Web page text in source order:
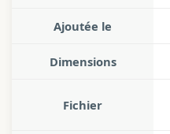
Ajoutée le
Dimensions
Fichier